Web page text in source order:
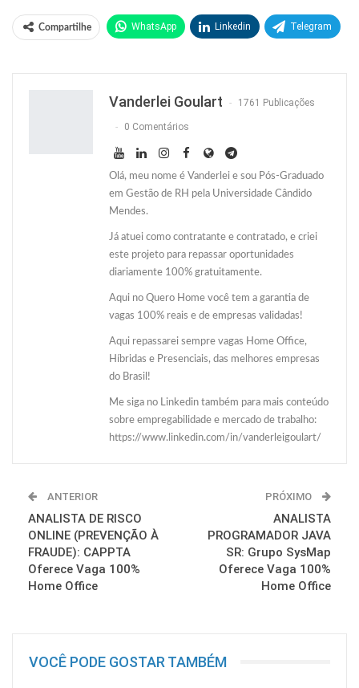
Compartilhe WhatsApp Linkedin Telegram
Vanderlei Goulart 1761 Publicações
0 Comentários
Olá, meu nome é Vanderlei e sou Pós-Graduado
em Gestão de RH pela Universidade Cândido
Mendes.
Já atuei como contratante e contratado, e criei
este projeto para repassar oportunidades
diariamente 100% gratuitamente.
Aqui no Quero Home você tem a garantia de
vagas 100% reais e de empresas validadas!
Aqui repassarei sempre vagas Home Office,
Híbridas e Presenciais, das melhores empresas
do Brasil!
Me siga no Linkedin também para mais conteúdo
sobre empregabilidade e mercado de trabalho:
https://www.linkedin.com/in/vanderleigoulart/
ANTERIOR
ANALISTA DE RISCO
ONLINE (PREVENÇÃO À
FRAUDE): CAPPTA
Oferece Vaga 100%
Home Office
PRÓXIMO
ANALISTA
PROGRAMADOR JAVA
SR: Grupo SysMap
Oferece Vaga 100%
Home Office
VOCÊ PODE GOSTAR TAMBÉM